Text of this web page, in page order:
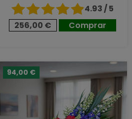
4.93 / 5
256,00 €
Comprar
94,00 €